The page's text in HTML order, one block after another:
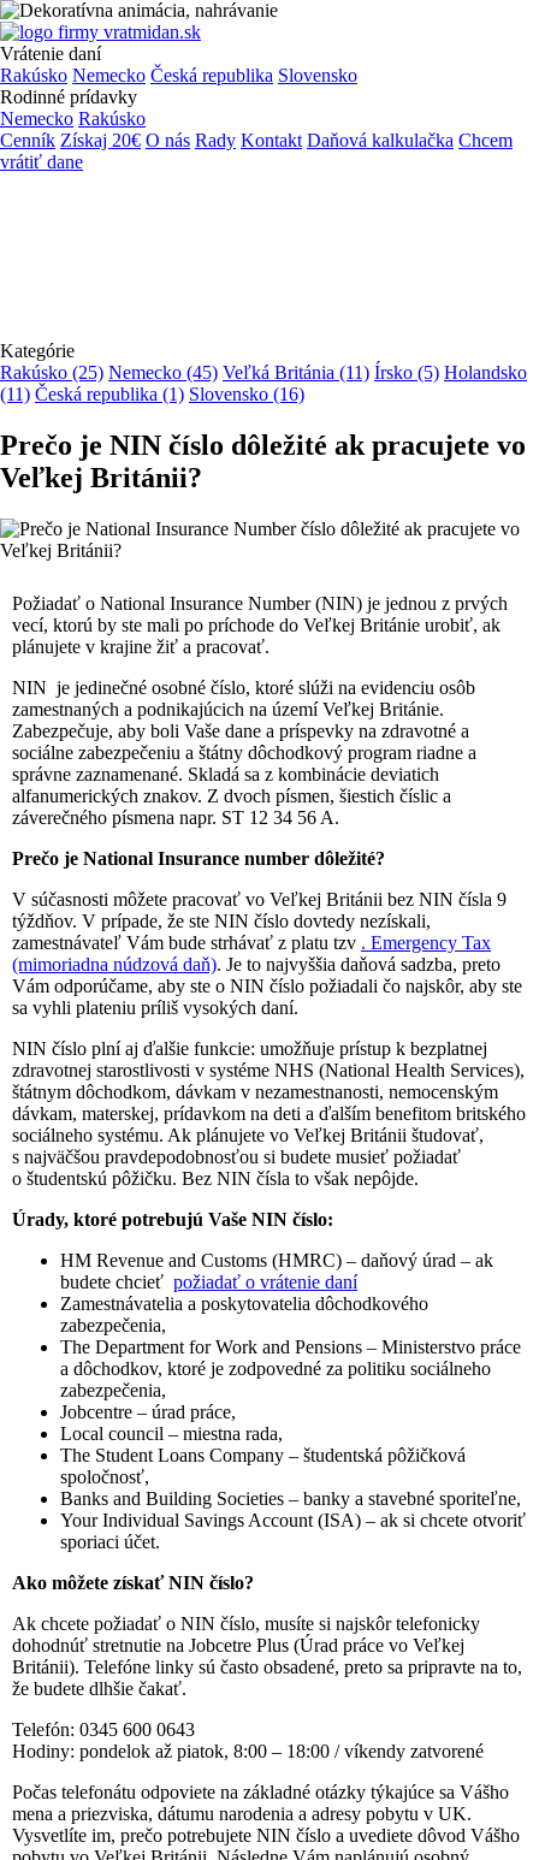
Vrátenie daní
Rakúsko Nemecko Česká republika Slovensko
Rodinné prídavky
Nemecko Rakúsko
Cenník Získaj 20€ O nás Rady Kontakt Daňová kalkulačka Chcem
vrátiť dane
Kategórie
Rakúsko (25) Nemecko (45) Veľká Británia (11) Írsko (5) Holandsko
(11) Česká republika (1) Slovensko (16)
Prečo je NIN číslo dôležité ak pracujete vo
Veľkej Británii?
Požiadať o National Insurance Number (NIN) je jednou z prvých
vecí, ktorú by ste mali po príchode do Veľkej Británie urobiť, ak
plánujete v krajine žiť a pracovať.
NIN je jedinečné osobné číslo, ktoré slúži na evidenciu osôb
zamestnaných a podnikajúcich na území Veľkej Británie.
Zabezpečuje, aby boli Vaše dane a príspevky na zdravotné a
sociálne zabezpečeniu a štátny dôchodkový program riadne a
správne zaznamenané. Skladá sa z kombinácie deviatich
alfanumerických znakov. Z dvoch písmen, šiestich číslic a
záverečného písmena napr. ST 12 34 56 A.
Prečo je National Insurance number dôležité?
V súčasnosti môžete pracovať vo Veľkej Británii bez NIN čísla 9
týždňov. V prípade, že ste NIN číslo dovtedy nezískali,
zamestnávateľ Vám bude strhávať z platu tzv . Emergency Tax
(mimoriadna núdzová daň). Je to najvyššia daňová sadzba, preto
Vám odporúčame, aby ste o NIN číslo požiadali čo najskôr, aby ste
sa vyhli plateniu príliš vysokých daní.
NIN číslo plní aj ďalšie funkcie: umožňuje prístup k bezplatnej
zdravotnej starostlivosti v systéme NHS (National Health Services),
štátnym dôchodkom, dávkam v nezamestnanosti, nemocenským
dávkam, materskej, prídavkom na deti a ďalším benefitom britského
sociálneho systému. Ak plánujete vo Veľkej Británii študovať,
s najväčšou pravdepodobnosťou si budete musieť požiadať
o študentskú pôžičku. Bez NIN čísla to však nepôjde.
Úrady, ktoré potrebujú Vaše NIN číslo:
HM Revenue and Customs (HMRC) – daňový úrad – ak
budete chcieť požiadať o vrátenie daní
Zamestnávatelia a poskytovatelia dôchodkového
zabezpečenia,
The Department for Work and Pensions – Ministerstvo práce
a dôchodkov, ktoré je zodpovedné za politiku sociálneho
zabezpečenia,
Jobcentre – úrad práce,
Local council – miestna rada,
The Student Loans Company – študentská pôžičková
spoločnosť,
Banks and Building Societies – banky a stavebné sporiteľne,
Your Individual Savings Account (ISA) – ak si chcete otvoriť
sporiaci účet.
Ako môžete získať NIN číslo?
Ak chcete požiadať o NIN číslo, musíte si najskôr telefonicky
dohodnúť stretnutie na Jobcetre Plus (Úrad práce vo Veľkej
Británii). Telefóne linky sú často obsadené, preto sa pripravte na to,
že budete dlhšie čakať.
Telefón: 0345 600 0643
Hodiny: pondelok až piatok, 8:00 – 18:00 / víkendy zatvorené
Počas telefonátu odpoviete na základné otázky týkajúce sa Vášho
mena a priezviska, dátumu narodenia a adresy pobytu v UK.
Vysvetlíte im, prečo potrebujete NIN číslo a uvediete dôvod Vášho